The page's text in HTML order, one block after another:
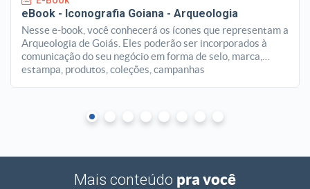
eBook - Iconografia Goiana - Arqueologia
Nesse e-book, você conhecerá os ícones que representam a
Arqueologia de Goiás. Eles poderão ser incorporados à
comunicação doseu negócio em forma de selo, marca,
estampa, produtos, coleções, campanhas
Mais conteúdo pra você